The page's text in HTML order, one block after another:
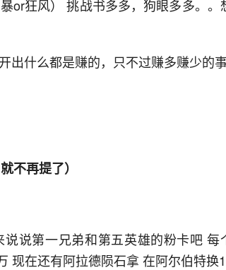
or狂风） 挑战书多多，狗眼多多。。
出什么都是赚的，只不过赚多赚少的
不再提了）
说第一兄弟和第五英雄的粉卡吧 每
现在还有阿拉德陨石拿 在阿尔伯特换